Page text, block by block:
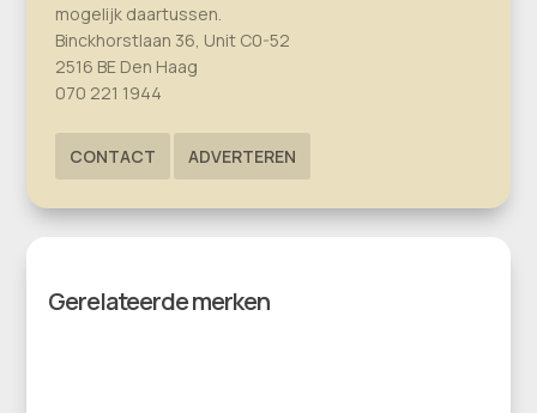
mogelijk daartussen.
Binckhorstlaan 36, Unit C0-52
2516 BE Den Haag
070 221 1944
CONTACT ADVERTEREN
Gerelateerde merken